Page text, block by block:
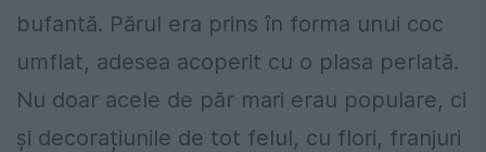
bufantă. Părul era prins în forma unui coc
umflat, adesea acoperit cu o plasa perlată.
Nu doar acele de păr mari erau populare, ci
și decorațiunile de tot felul, cu flori, franjuri